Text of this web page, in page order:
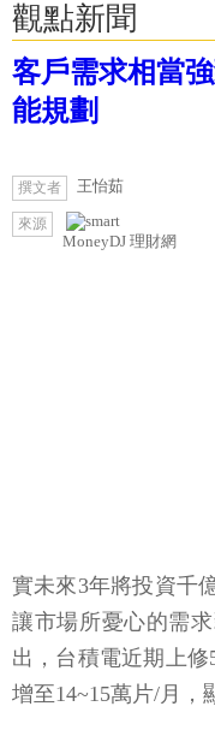
觀點新聞
客戶需求相當
能規劃
撰文者 王怡茹
來源
MoneyDJ 理財網
實未來3年將投資千
讓市場所憂心的需
出，台積電近期上
增至14~15萬片/月，